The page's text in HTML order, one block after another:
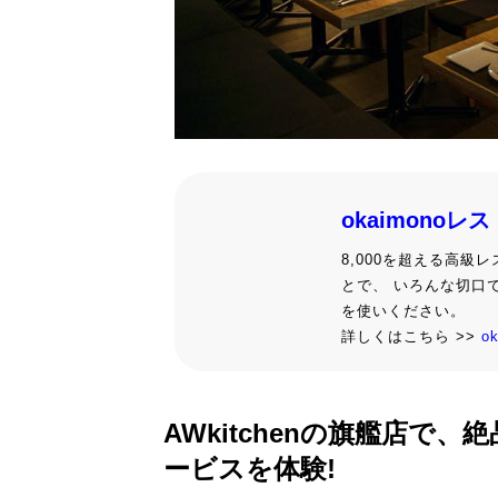
okaimonoレス
8,000を超える高級レ
とで、 いろんな切口
を使いください。
詳しくはこちら >>
AWkitchenの旗艦店で、
ービスを体験!